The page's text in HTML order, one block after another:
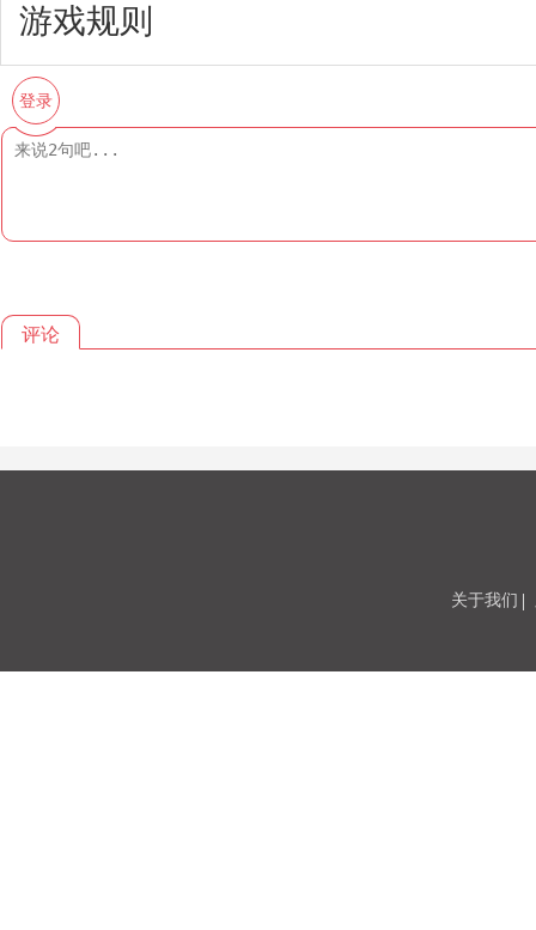
游戏规则
登录
评论
关于我们